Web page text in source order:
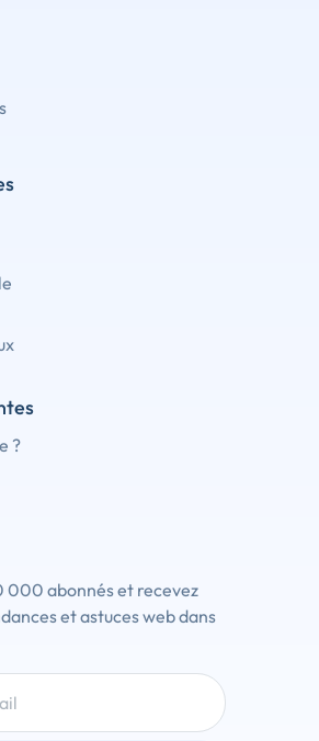
?
000 abonnés et recevez
et astuces web dans